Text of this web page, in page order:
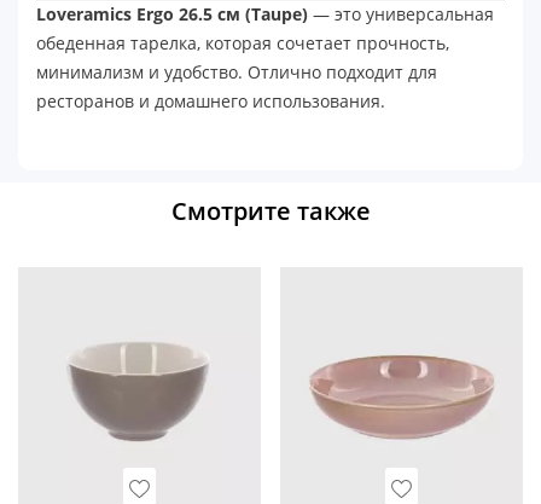
Loveramics Ergo 26.5 см (Taupe) — это универсальная
обеденная тарелка, которая сочетает прочность,
минимализм и удобство. Отлично подходит для
ресторанов и домашнего использования.
Смотрите также